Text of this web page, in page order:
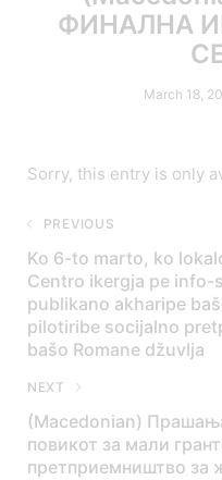
ФИНАЛНА
March 18,
Sorry, this entry is only
PREVIOUS
Ko 6-to marto, ko
Centro ikergja pe info-
publikano akharipe
pilotiribe socijalno
bašo Romane džuvlja
NEXT
(Macedonian)
повикот за мали
претприемништво за